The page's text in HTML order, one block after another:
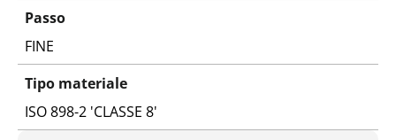
Passo
FINE
Tipo materiale
ISO 898-2 'CLASSE 8'